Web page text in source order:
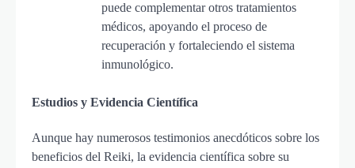
puede complementar otros tratamientos
médicos, apoyando el proceso de
recuperación y fortaleciendo el sistema
inmunológico.
Estudios y Evidencia Científica
Aunque hay numerosos testimonios anecdóticos sobre los
beneficios del Reiki, la evidencia científica sobre su